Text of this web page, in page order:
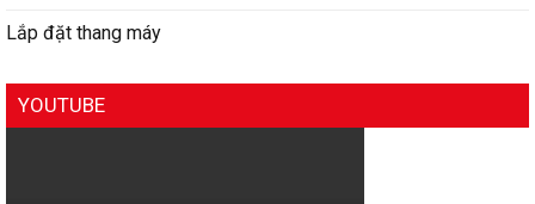
Lắp đặt thang máy
YOUTUBE